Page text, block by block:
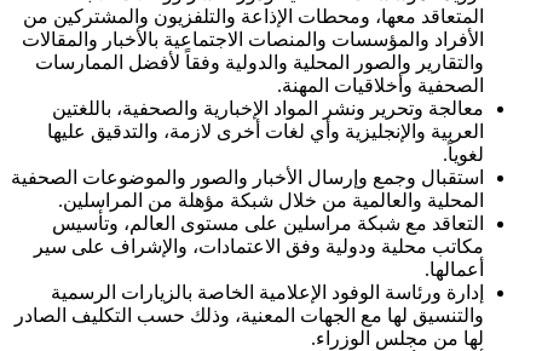
المتعاقد معها، ومحطات الإذاعة والتلفزيون والمشتركين من
الأفراد والمؤسسات والمنصات الاجتماعية بالأخبار والمقالات
والتقارير والصور المحلية والدولية وفقاً لأفضل الممارسات
الصحفية وأخلاقيات المهنة.
معالجة وتحرير ونشر المواد الإخبارية والصحفية، باللغتين
العربية والإنجليزية وأي لغات أخرى لازمة، والتدقيق عليها
لغوياً.
استقبال وجمع وإرسال الأخبار والصور والموضوعات الصحفية
المحلية والعالمية من خلال شبكة مؤهلة من المراسلين.
التعاقد مع شبكة مراسلين على مستوى العالم، وتأسيس
مكاتب محلية ودولية وفق الاعتمادات، والإشراف على سير
أعمالها.
إدارة ورئاسة الوفود الإعلامية الخاصة بالزيارات الرسمية
والتنسيق لها مع الجهات المعنية، وذلك حسب التكليف الصادر
لها من مجلس الوزراء.